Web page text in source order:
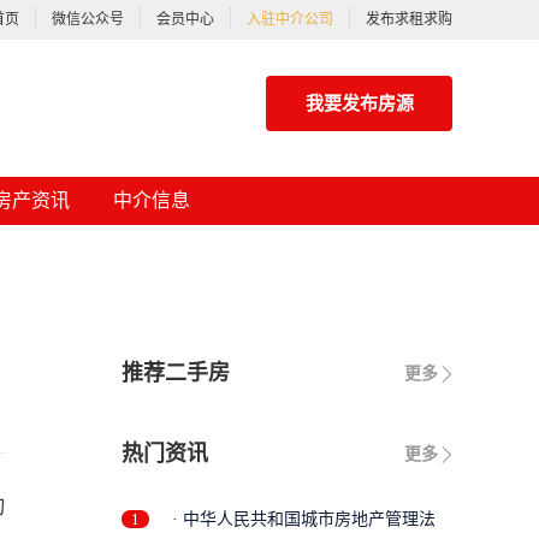
页 微信公众号 会员中心 入驻中介公司 发布求租求购
我要发布房源
小区信息
十九条 有关单位和个人对县级以上人民政府土地行
更多
推荐二手房
更多
热门资讯
1 · 中华人民共和国城市房地产管理法